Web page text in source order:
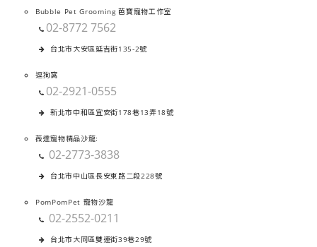
Bubble Pet Grooming 芭寶寵物工作室
02-8772 7562
台北市大安區延吉街135-2號
逗狗窩
02-2921-0555
新北市中和區宜安街178巷13弄18號
薇達寵物精品沙龍:
02-2773-3838
台北市中山區長安東路二段228號
PomPomPet 寵物沙龍
02-2552-0211
台北市大同區雙連街39巷29號